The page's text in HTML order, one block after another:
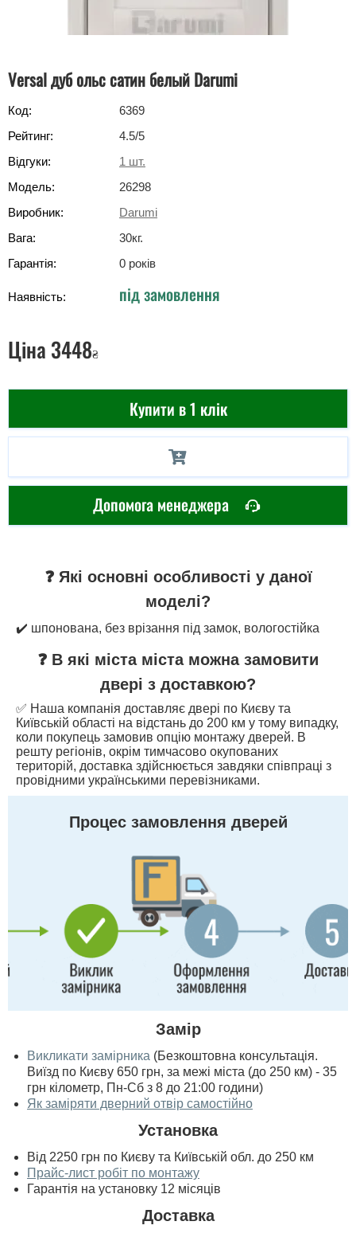
Versal дуб ольс сатин белый Darumi
Код:
6369
Рейтинг:
4.5/5
Відгуки:
1 шт.
Модель:
26298
Виробник:
Darumi
Вага:
30кг.
Гарантія:
0 років
Наявність: під замовлення
Ціна 3448₴
Купити в 1 клік
Допомога менеджера
❓ Які основні особливості у даної
моделі?
✔️ шпонована, без врізання під замок, вологостійка
❓ В які міста міста можна замовити
двері з доставкою?
✅ Наша компанія доставляє двері по Києву та
Київській області на відстань до 200 км у тому випадку,
коли покупець замовив опцію монтажу дверей. В
решту регіонів, окрім тимчасово окупованих
територій, доставка здійснюється завдяки співпраці з
провідними українськими перевізниками.
Процес замовлення дверей
Замір
Викликати замірника (Безкоштовна консультація.
Виїзд по Києву 650 грн, за межі міста (до 250 км) - 35
грн кілометр, Пн-Сб з 8 до 21:00 години)
Як заміряти дверний отвір самостійно
Установка
Від 2250 грн по Києву та Київській обл. до 250 км
Прайс-лист робіт по монтажу
Гарантія на установку 12 місяців
Доставка